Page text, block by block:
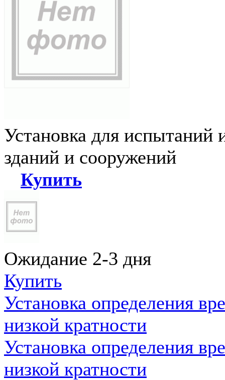
Установка для испытаний
зданий и сооружений
Купить
Ожидание 2-3 дня
Купить
Установка определения
низкой кратности
Установка определения
низкой кратности